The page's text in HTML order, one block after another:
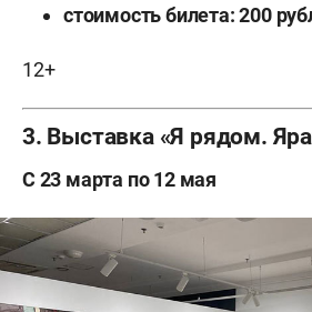
стоимость билета: 200
12+
3. Выставка «Я рядом.
С 23 марта по 12 мая